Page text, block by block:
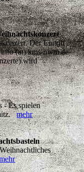
Der Eintritt
(at) kms-nwm.de
wird
- Es spielen
mehr